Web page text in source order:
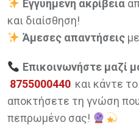
Εγγυημένη ακρίβεια
και διαίσθηση!
Άμεσες απαντήσειςμε
Επικοινωνήστε μαζί
8755000440 και κάντε
αποκτήσετε τη γνώση
πεπρωμένο σας!